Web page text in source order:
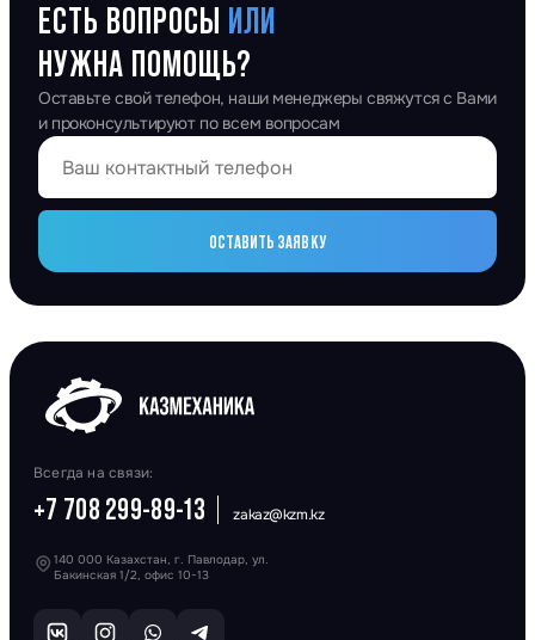
ЕСТЬ ВОПРОСЫ ИЛИ
НУЖНА ПОМОЩЬ?
Оставьте свой телефон, наши менеджеры свяжутся с Вами
и проконсультируют по всем вопросам
ОСТАВИТЬ ЗАЯВКУ
Всегда на связи:
+7 708 299-89-13 zakaz@kzm.kz
140 000 Казахстан, г. Павлодар, ул.
Бакинская 1/2, офис 10-13